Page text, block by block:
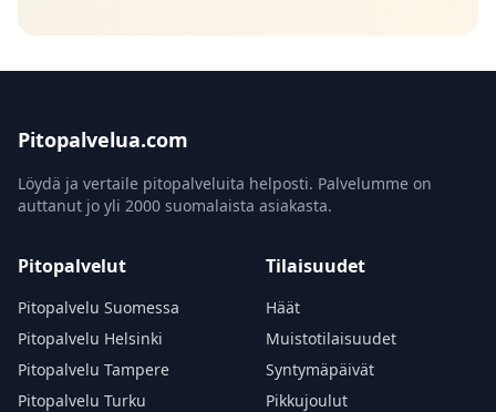
Pitopalvelua.com
Löydä ja vertaile pitopalveluita helposti. Palvelumme on
auttanut jo yli 2000 suomalaista asiakasta.
Pitopalvelut
Pitopalvelu Suomessa
Pitopalvelu Helsinki
Pitopalvelu Tampere
Pitopalvelu Turku
Tilaisuudet
Häät
Muistotilaisuudet
Syntymäpäivät
Pikkujoulut